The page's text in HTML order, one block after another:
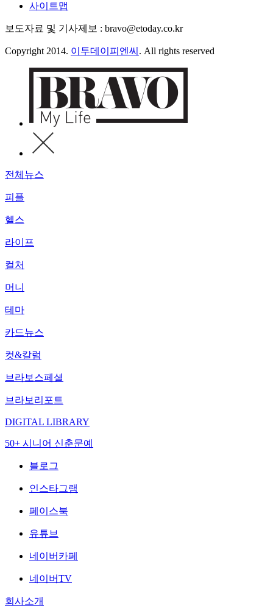
사이트맵
보도자료 및 기사제보 : bravo@etoday.co.kr
Copyright 2014. 이투데이피엔씨 . All rights reserved
전체뉴스
피플
헬스
라이프
컬처
머니
테마
카드뉴스
컷&칼럼
브라보스페셜
브라보리포트
DIGITAL LIBRARY
50+ 시니어 신춘문예
블로그
인스타그램
페이스북
유튜브
네이버카페
네이버TV
회사소개